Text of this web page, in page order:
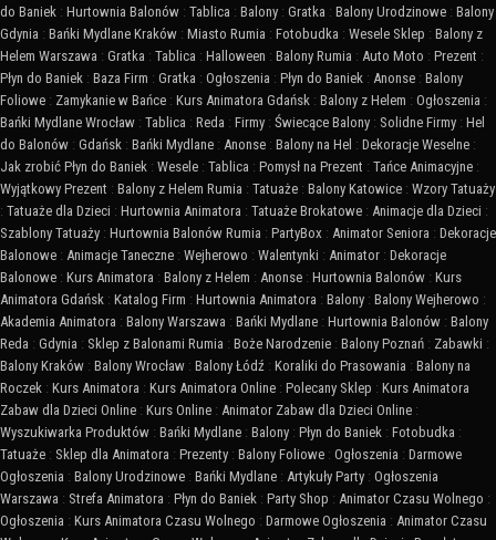
do Baniek : Hurtownia Balonów : Tablica : Balony : Gratka : Balony Urodzinowe : Balony
Gdynia : Bańki Mydlane Kraków : Miasto Rumia : Fotobudka : Wesele Sklep : Balony z
Helem Warszawa : Gratka : Tablica : Halloween : Balony Rumia : Auto Moto : Prezent :
Płyn do Baniek : Baza Firm : Gratka : Ogłoszenia : Płyn do Baniek : Anonse : Balony
Foliowe : Zamykanie w Bańce : Kurs Animatora Gdańsk : Balony z Helem : Ogłoszenia :
Bańki Mydlane Wrocław : Tablica : Reda : Firmy : Świecące Balony : Solidne Firmy : Hel
do Balonów : Gdańsk : Bańki Mydlane : Anonse : Balony na Hel : Dekoracje Weselne :
Jak zrobić Płyn do Baniek : Wesele : Tablica : Pomysł na Prezent : Tańce Animacyjne :
Wyjątkowy Prezent : Balony z Helem Rumia : Tatuaże : Balony Katowice : Wzory Tatuaży
: Tatuaże dla Dzieci : Hurtownia Animatora : Tatuaże Brokatowe : Animacje dla Dzieci :
Szablony Tatuaży : Hurtownia Balonów Rumia : PartyBox : Animator Seniora : Dekoracje
Balonowe : Animacje Taneczne : Wejherowo : Walentynki : Animator : Dekoracje
Balonowe : Kurs Animatora : Balony z Helem : Anonse : Hurtownia Balonów : Kurs
Animatora Gdańsk : Katalog Firm : Hurtownia Animatora : Balony : Balony Wejherowo :
Akademia Animatora : Balony Warszawa : Bańki Mydlane : Hurtownia Balonów : Balony
Reda : Gdynia : Sklep z Balonami Rumia : Boże Narodzenie : Balony Poznań : Zabawki :
Balony Kraków : Balony Wrocław : Balony Łódź : Koraliki do Prasowania : Balony na
Roczek : Kurs Animatora : Kurs Animatora Online : Polecany Sklep : Kurs Animatora
Zabaw dla Dzieci Online : Kurs Online : Animator Zabaw dla Dzieci Online :
Wyszukiwarka Produktów : Bańki Mydlane : Balony : Płyn do Baniek : Fotobudka :
Tatuaże : Sklep dla Animatora : Prezenty : Balony Foliowe : Ogłoszenia : Darmowe
Ogłoszenia : Balony Urodzinowe : Bańki Mydlane : Artykuły Party : Ogłoszenia
Warszawa : Strefa Animatora : Płyn do Baniek : Party Shop : Animator Czasu Wolnego :
Ogłoszenia : Kurs Animatora Czasu Wolnego : Darmowe Ogłoszenia : Animator Czasu